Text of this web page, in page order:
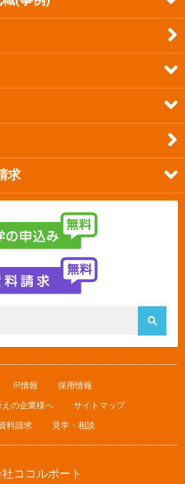
求
IR情報
採用情報
の企業様へ
サイトマップ
料請求
見学・相談
ココルポート